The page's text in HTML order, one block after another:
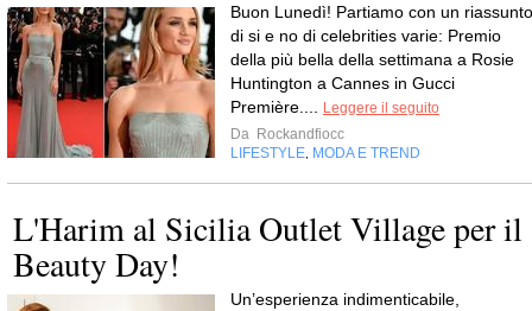
Buon Lunedì! Partiamo con un riassunto
di si e no di celebrities varie: Premio
della più bella della settimana a Rosie
Huntington a Cannes in Gucci
Première....
Leggere il seguito
Da Rockandfiocc
LIFESTYLE MODA E TREND
L'Harim al Sicilia Outlet Village per il
Beauty Day!
Un’esperienza indimenticabile,